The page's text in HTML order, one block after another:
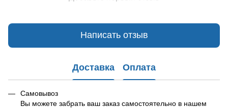
Написать отзыв
Доставка Оплата
Самовывоз
Вы можете забрать ваш заказ самостоятельно в нашем